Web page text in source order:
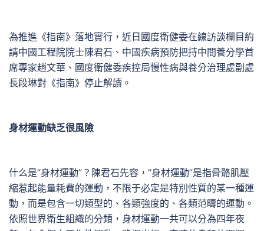
為推進《指南》落地實行，近日國度衛健委在線訪談欄目約
請中國工程院院士陳君石、中國疾病預防把持中間養分學首
席專家趙文華、國度衛健委疾控局慢性病與養分治理處副處
長段琳對《指南》停止解讀。
身材運動缺乏很風險
什么是“身材運動”？陳君石先容，“身材運動”是指骨骼肌壓
縮惹起能量耗費的運動，不限于必定是特別性質的某一種運
動，而是包含一切類型的、各類強度的、各類范疇的運動。
依照世界衛生組織的分類，身材運動一共可以分為四年夜